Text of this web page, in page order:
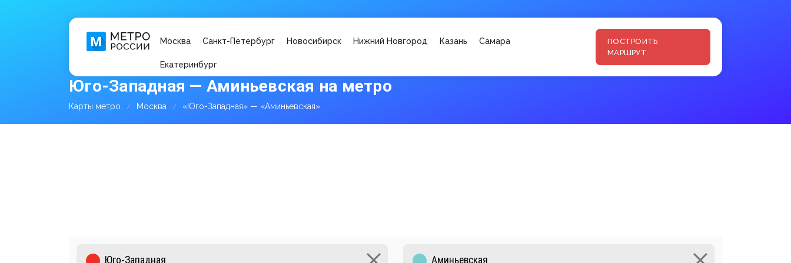
Москва Санкт-Петербург Новосибирск Нижний Новгород Казань Самара
Екатеринбург
ПОСТРОИТЬ
МАРШРУТ
Юго-Западная — Аминьевская на метро
Карты метро Москва «Юго-Западная» — «Аминьевская»